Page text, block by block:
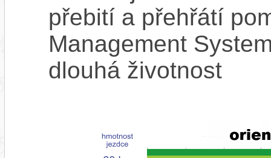
přebití a přehřátí
Management
dlouhá životnost